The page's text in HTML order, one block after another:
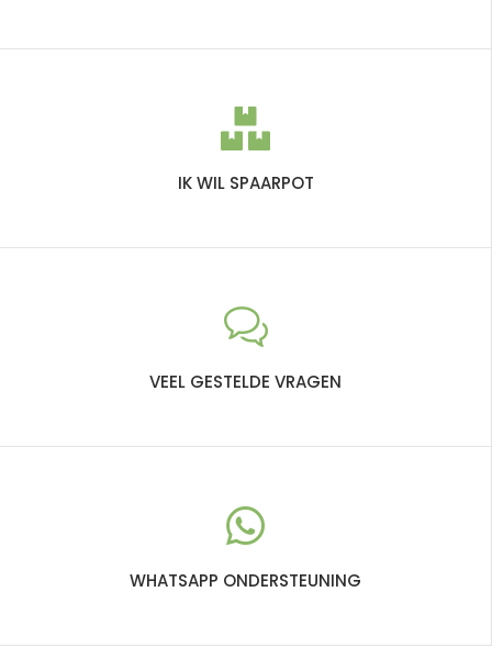
IK WIL SPAARPOT
VEEL GESTELDE VRAGEN
WHATSAPP ONDERSTEUNING